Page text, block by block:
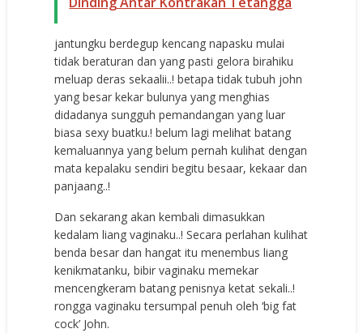
jantungku berdegup kencang napasku mulai
tidak beraturan dan yang pasti gelora birahiku
meluap deras sekaalii..! betapa tidak tubuh john
yang besar kekar bulunya yang menghias
didadanya sungguh pemandangan yang luar
biasa sexy buatku.! belum lagi melihat batang
kemaluannya yang belum pernah kulihat dengan
mata kepalaku sendiri begitu besaar, kekaar dan
panjaang..!
Dan sekarang akan kembali dimasukkan
kedalam liang vaginaku..! Secara perlahan kulihat
benda besar dan hangat itu menembus liang
kenikmatanku, bibir vaginaku memekar
mencengkeram batang penisnya ketat sekali..!
rongga vaginaku tersumpal penuh oleh ‘big fat
cock’ John.